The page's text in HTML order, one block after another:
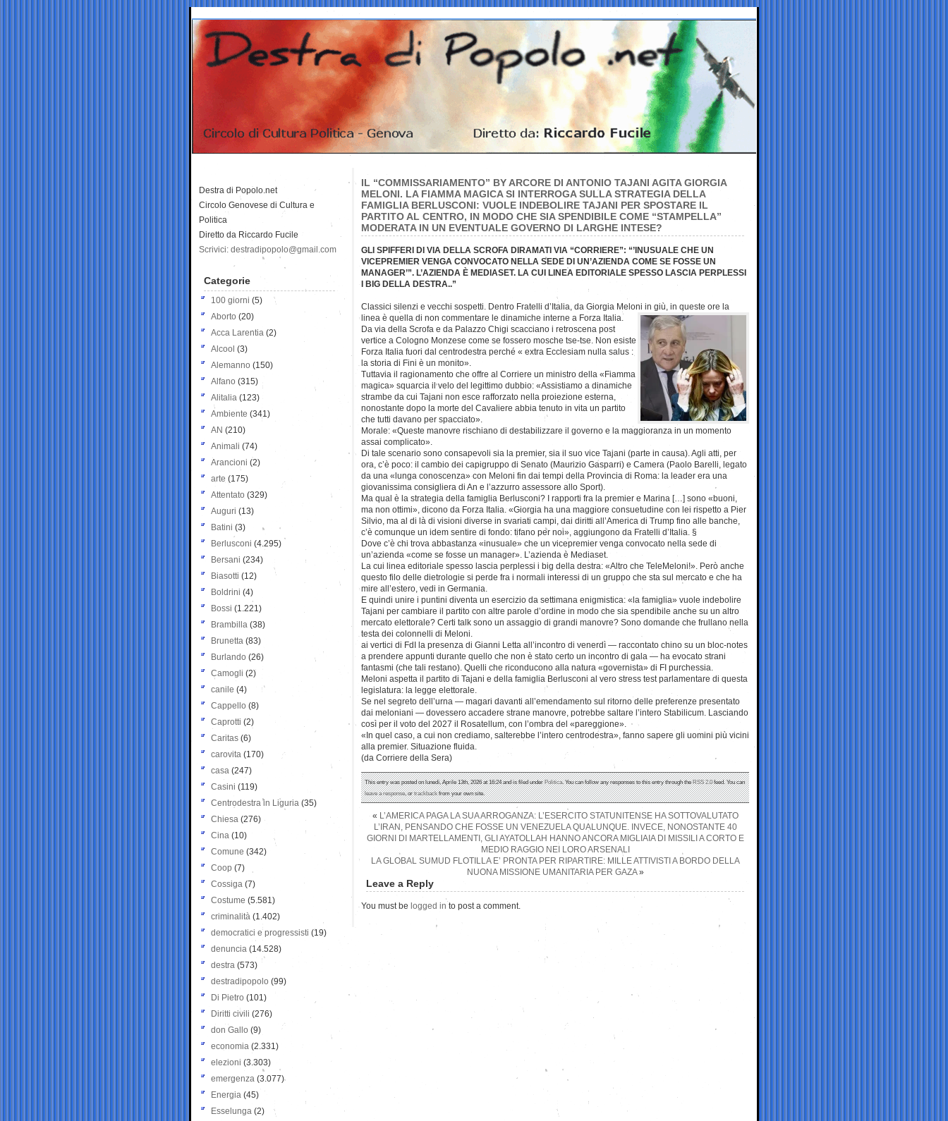
IL “COMMISSARIAMENTO” BY ARCORE DI ANTONIO TAJANI AGITA GIORGIA
MELONI. LA FIAMMA MAGICA SI INTERROGA SULLA STRATEGIA DELLA
FAMIGLIA BERLUSCONI: VUOLE INDEBOLIRE TAJANI PER SPOSTARE IL
PARTITO AL CENTRO, IN MODO CHE SIA SPENDIBILE COME “STAMPELLA”
MODERATA IN UN EVENTUALE GOVERNO DI LARGHE INTESE?
GLI SPIFFERI DI VIA DELLA SCROFA DIRAMATI VIA “CORRIERE”: “’INUSUALE CHE UN
VICEPREMIER VENGA CONVOCATO NELLA SEDE DI UN’AZIENDA COME SE FOSSE UN
MANAGER’”. L’AZIENDA È MEDIASET. LA CUI LINEA EDITORIALE SPESSO LASCIA PERPLESSI
I BIG DELLA DESTRA..”
Classici silenzi e vecchi sospetti. Dentro Fratelli d’Italia, da Giorgia Meloni in giù, in queste ore la
linea è quella di non commentare le dinamiche interne a Forza Italia.
Da via della Scrofa e da Palazzo Chigi scacciano i retroscena post
vertice a Cologno Monzese come se fossero mosche tse-tse. Non esiste
Forza Italia fuori dal centrodestra perché « extra Ecclesiam nulla salus :
la storia di Fini è un monito».
Tuttavia il ragionamento che offre al Corriere un ministro della «Fiamma
magica» squarcia il velo del legittimo dubbio: «Assistiamo a dinamiche
strambe da cui Tajani non esce rafforzato nella proiezione esterna,
nonostante dopo la morte del Cavaliere abbia tenuto in vita un partito
che tutti davano per spacciato».
Morale: «Queste manovre rischiano di destabilizzare il governo e la maggioranza in un momento
assai complicato».
Di tale scenario sono consapevoli sia la premier, sia il suo vice Tajani (parte in causa). Agli atti, per
ora, c’è poco: il cambio dei capigruppo di Senato (Maurizio Gasparri) e Camera (Paolo Barelli, legato
da una «lunga conoscenza» con Meloni fin dai tempi della Provincia di Roma: la leader era una
giovanissima consigliera di An e l’azzurro assessore allo Sport).
Ma qual è la strategia della famiglia Berlusconi? I rapporti fra la premier e Marina […] sono «buoni,
ma non ottimi», dicono da Forza Italia. «Giorgia ha una maggiore consuetudine con lei rispetto a Pier
Silvio, ma al di là di visioni diverse in svariati campi, dai diritti all’America di Trump fino alle banche,
c’è comunque un idem sentire di fondo: tifano per noi», aggiungono da Fratelli d’Italia. §
Dove c’è chi trova abbastanza «inusuale» che un vicepremier venga convocato nella sede di
un’azienda «come se fosse un manager». L’azienda è Mediaset.
La cui linea editoriale spesso lascia perplessi i big della destra: «Altro che TeleMeloni!». Però anche
questo filo delle dietrologie si perde fra i normali interessi di un gruppo che sta sul mercato e che ha
mire all’estero, vedi in Germania.
E quindi unire i puntini diventa un esercizio da settimana enigmistica: «la famiglia» vuole indebolire
Tajani per cambiare il partito con altre parole d’ordine in modo che sia spendibile anche su un altro
mercato elettorale? Certi talk sono un assaggio di grandi manovre? Sono domande che frullano nella
testa dei colonnelli di Meloni.
ai vertici di FdI la presenza di Gianni Letta all’incontro di venerdì — raccontato chino su un bloc-notes
a prendere appunti durante quello che non è stato certo un incontro di gala — ha evocato strani
fantasmi (che tali restano). Quelli che riconducono alla natura «governista» di FI purchessia.
Meloni aspetta il partito di Tajani e della famiglia Berlusconi al vero stress test parlamentare di questa
legislatura: la legge elettorale.
Se nel segreto dell’urna — magari davanti all’emendamento sul ritorno delle preferenze presentato
dai meloniani — dovessero accadere strane manovre, potrebbe saltare l’intero Stabilicum. Lasciando
così per il voto del 2027 il Rosatellum, con l’ombra del «pareggione».
«In quel caso, a cui non crediamo, salterebbe l’intero centrodestra», fanno sapere gli uomini più vicini
alla premier. Situazione fluida.
(da Corriere della Sera)
This entry was posted on lunedì, Aprile 13th, 2026 at 16:24 and is filed underPolitica. You can follow any responses to this entry through theRSS 2.0feed. You can
leave a response, ortrackbackfrom your own site.
« L’AMERICA PAGA LA SUA ARROGANZA: L’ESERCITO STATUNITENSE HA SOTTOVALUTATO
L’IRAN, PENSANDO CHE FOSSE UN VENEZUELA QUALUNQUE. INVECE, NONOSTANTE 40
GIORNI DI MARTELLAMENTI, GLI AYATOLLAH HANNO ANCORA MIGLIAIA DI MISSILI A CORTO E
MEDIO RAGGIO NEI LORO ARSENALI
LA GLOBAL SUMUD FLOTILLA E’ PRONTA PER RIPARTIRE: MILLE ATTIVISTI A BORDO DELLA
NUONA MISSIONE UMANITARIA PER GAZA»
Leave a Reply
You must be logged in to post a comment.
Destra di Popolo.net
Circolo Genovese di Cultura e
Politica
Diretto da Riccardo Fucile
Scrivici: destradipopolo@gmail.com
Categorie
100 giorni (5)
Aborto (20)
Acca Larentia (2)
Alcool (3)
Alemanno (150)
Alfano (315)
Alitalia (123)
Ambiente (341)
AN (210)
Animali (74)
Arancioni (2)
arte (175)
Attentato (329)
Auguri (13)
Batini (3)
Berlusconi (4.295)
Bersani (234)
Biasotti (12)
Boldrini (4)
Bossi (1.221)
Brambilla (38)
Brunetta (83)
Burlando (26)
Camogli (2)
canile (4)
Cappello (8)
Caprotti (2)
Caritas (6)
carovita (170)
casa (247)
Casini (119)
Centrodestra in Liguria (35)
Chiesa (276)
Cina (10)
Comune (342)
Coop (7)
Cossiga (7)
Costume (5.581)
criminalità (1.402)
democratici e progressisti (19)
denuncia (14.528)
destra (573)
destradipopolo (99)
Di Pietro (101)
Diritti civili (276)
don Gallo (9)
economia (2.331)
elezioni (3.303)
emergenza (3.077)
Energia (45)
Esselunga (2)